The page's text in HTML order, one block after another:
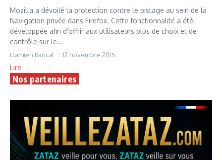
Mozilla a dévoilé la protection contre le pistage au sein de la
Navigation privée dans Firefox. Cette fonctionnalité a été
développée afin d’offrir aux utilisateurs plus de choix et de
contrôle sur le...
Damien Bancal 12 novembre 2015
Lire
Nos partenaires